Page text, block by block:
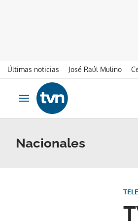
Últimas noticias José Raúl Mulino
Ir al contenido
Obrir navegació
Nacionales